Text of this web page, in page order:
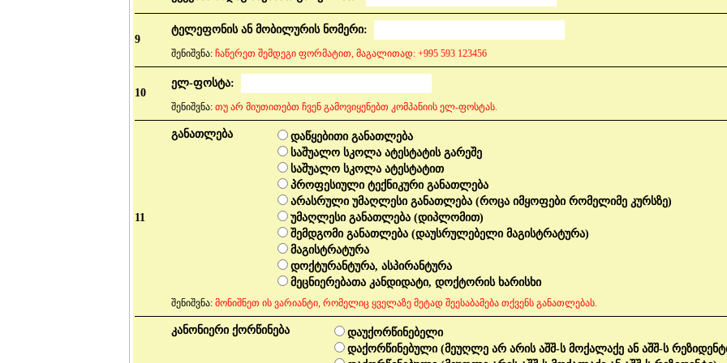
9
ტელეფონის ან მობილურის ნომერი:
შენიშვნა: ჩაწერეთ შემდეგი ფორმატით, მაგალითად: +995 593 123456
10
ელ-ფოსტა:
შენიშვნა: თუ არ მიუთითებთ ჩვენ გამოვიყენებთ კომპანიის ელ-ფოსტას.
11
განათლება
დაწყებითი განათლება
საშუალო სკოლა ატესტატის გარეშე
საშუალო სკოლა ატესტატით
პროფესიული ტექნიკური განათლება
არასრული უმაღლესი განათლება (როცა იმყოფები რომელიმე კურსზე)
უმაღლესი განათლება (დიპლომით)
შემდგომი განათლება (დაუსრულებელი მაგისტრატურა)
მაგისტრატურა
დოქტურანტურა, ასპირანტურა
მეცნიერებათა კანდიდატი, დოქტორის ხარისხი
შენიშვნა: მონიშნეთ ის ვარიანტი, რომელიც ყველაზე მეტად შეესაბამება თქვენს განათლებას.
კანონიერი ქორწინება
დაუქორწინებელი
დაქორწინებული (მეუღლე არ არის აშშ-ს მოქალაქე ან აშშ-ს